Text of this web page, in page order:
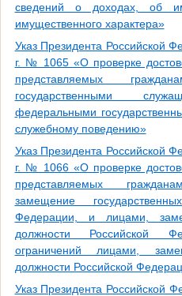
сведений о доходах, об
имущественного характера»
Указ Президента Российской
г. № 1065 «О проверке
представляемых
государственными
федеральными
служебному поведению»
Указ Президента Российской
г. № 1066 «О проверке
представляемых
замещение
Федерации, и лицами,
должности Российской
ограничений лицами,
должности Российской
Указ Президента Российской